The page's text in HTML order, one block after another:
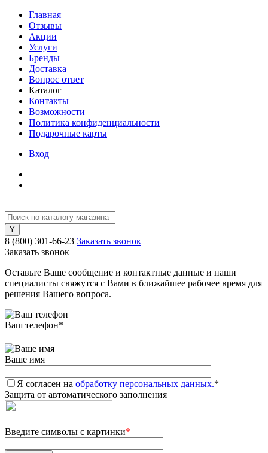
Главная
Отзывы
Акции
Услуги
Бренды
Доставка
Вопрос ответ
Каталог
Контакты
Возможности
Политика конфиденциальности
Подарочные карты
Вход
8 (800) 301-66-23 Заказать звонок
Заказать звонок
Оставьте Ваше сообщение и контактные данные и наши
специалисты свяжутся с Вами в ближайшее рабочее время для
решения Вашего вопроса.
Ваш телефон*
Ваше имя
Я согласен на обработку персональных данных.*
Защита от автоматического заполнения
Введите символы с картинки*